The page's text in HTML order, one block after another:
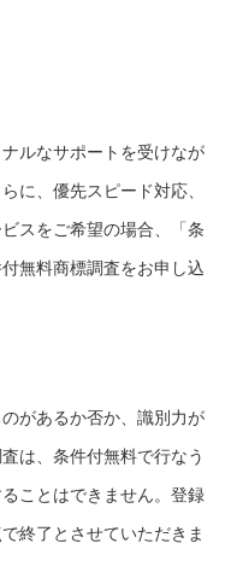
ルなサポートを受けなが
に、優先スピード対応、
スをご希望の場合、「条
無料商標調査をお申し込
があるか否か、識別力が
は、条件付無料で行なう
ことはできません。登録
終了とさせていただきま